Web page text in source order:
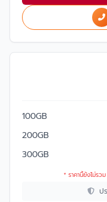
100GB
200GB
300GB
* ราคานี้ยังไม่รว
ป